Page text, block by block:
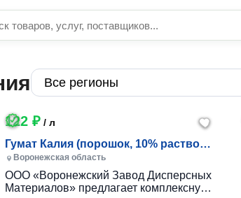
122 ₽ / л
Гумат Калия (порошок, 10% раствор),
Линия удобрений "Синерсис". Ищем
региональных дистрибъютеров.
Воронежская область
ООО «Воронежский Завод Дисперсных
Материалов» предлагает комплексную